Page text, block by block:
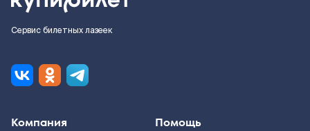
Сервис билетных лазеек
Компания Помощь